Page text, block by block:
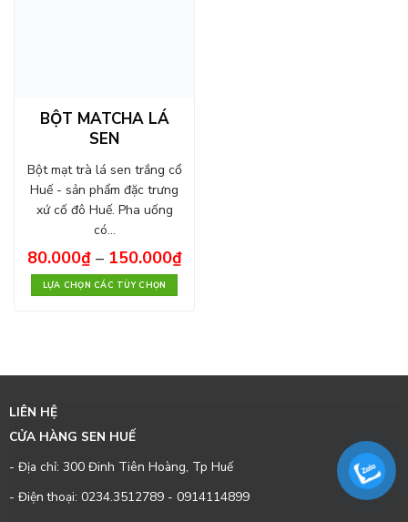
BỘT MATCHA LÁ
SEN
Bột mạt trà lá sen trắng cổ
Huế - sản phẩm đặc trưng
xứ cố đô Huế. Pha uống
có…
80.000₫– 150.000₫
LỰA CHỌN CÁC TÙY CHỌN
LIÊN HỆ
CỬA HÀNG SEN HUẾ
- Địa chỉ: 300 Đinh Tiên Hoàng, Tp Huế
- Điện thoại: 0234.3512789- 0914114899